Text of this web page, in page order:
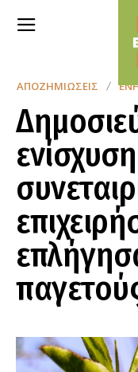
ΑΠΟΖΗΜΙΏΣΕΙΣ
ενίσχυση